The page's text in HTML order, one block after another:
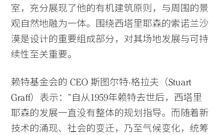
室，充分展现了他的有机建筑原则，与周围的景
观自然地融为一体。围绕西塔里耶森的索诺兰沙
漠是设计的重要组成部分，对其场地发展与可持
续性至关重要。
赖特基金会的 CEO 斯图尔特·格拉夫（Stuart
Graff）表示：”自从1959年赖特去世后，西塔里
耶森的发展一直没有整体的规划指导。而随着新
技术的涌现、社会的变迁，乃至气候变化，统筹